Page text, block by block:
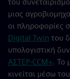
μιας
οι πληροφορίες
Digital Twin του
υπολογιστική
ΑΣΤΕΡ-CCM+. Το
κινείται μέσω